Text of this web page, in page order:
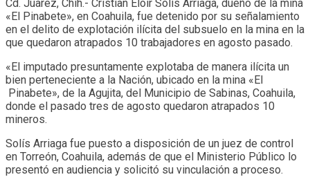
Cd. Juarez, Chih.- Cristian Eloir Solís Arriaga, dueño de la mina
«El Pinabete», en Coahuila, fue detenido por su señalamiento
en el delito de explotación ilícita del subsuelo en la mina en la
que quedaron atrapados 10 trabajadores en agosto pasado.
«El imputado presuntamente explotaba de manera ilícita un
bien perteneciente a la Nación, ubicado en la mina «El
Pinabete», de la Agujita, del Municipio de Sabinas, Coahuila,
donde el pasado tres de agosto quedaron atrapados 10
mineros.
Solís Arriaga fue puesto a disposición de un juez de control
en Torreón, Coahuila, además de que el Ministerio Público lo
presentó en audiencia y solicitó su vinculación a proceso.